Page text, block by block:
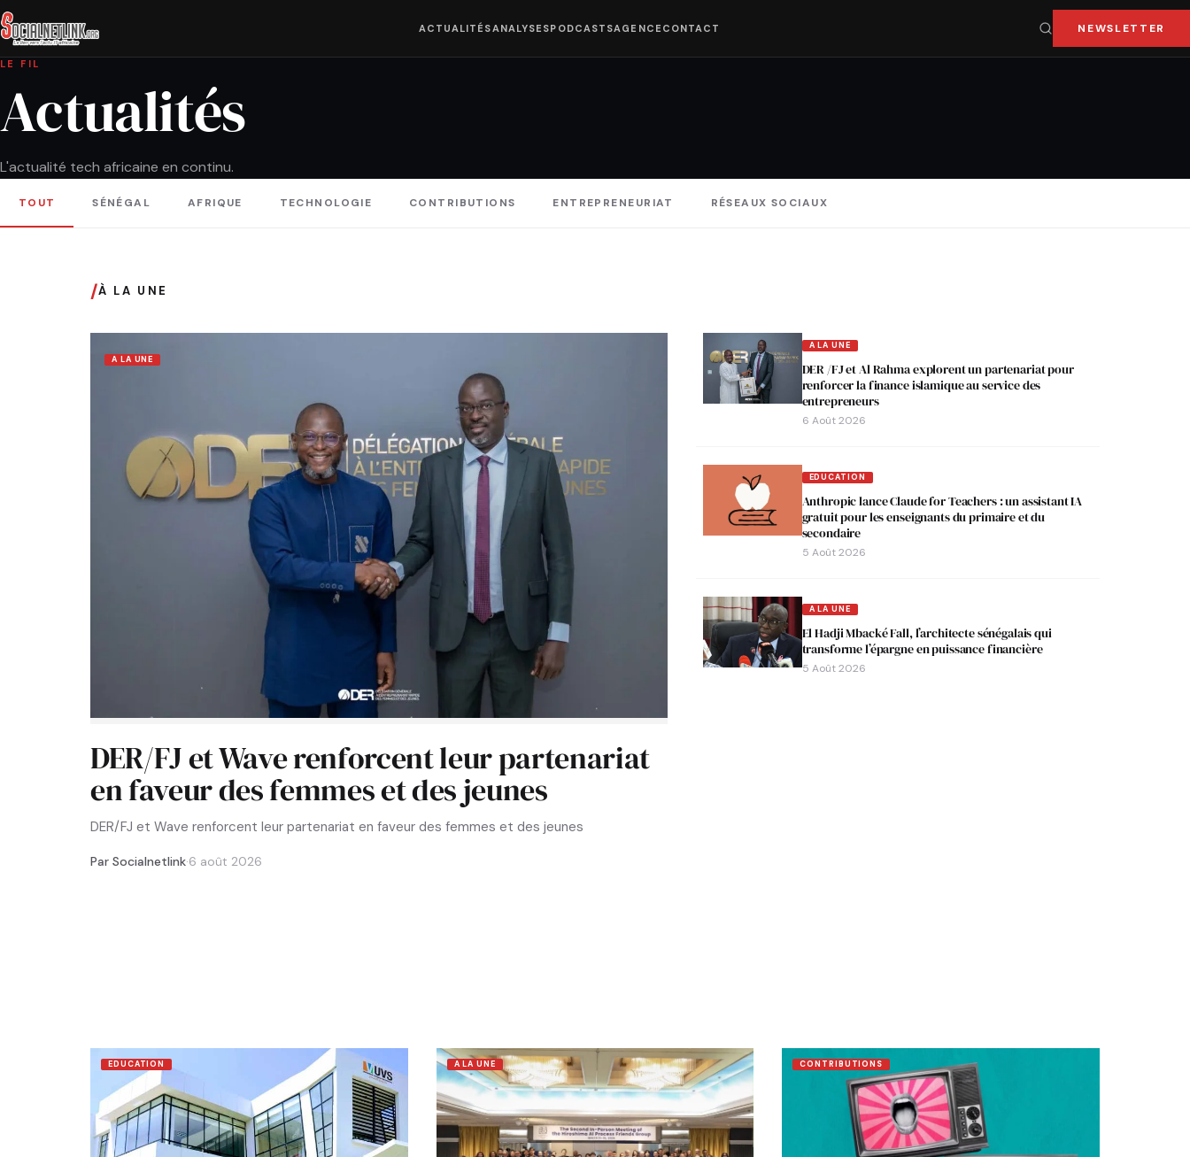
ACTUALITÉSANALYSESPODCASTSAGENCE CONTACT NEWSLETTER
LE FIL
Actualités
L'actualité tech africaine en continu.
TOUT SÉNÉGAL AFRIQUE TECHNOLOGIE CONTRIBUTIONS ENTREPRENEURIAT RÉSEAUX SOCIAUX
/À LA UNE
A LA UNE
DER/FJ et Wave renforcent leur partenariat
en faveur des femmes et des jeunes
DER/FJ et Wave renforcent leur partenariat en faveur des femmes et des jeunes
Par Socialnetlink·6 août 2026
A LA UNE
DER /FJ et Al Rahma explorent un partenariat pour
renforcer la finance islamique au service des
entrepreneurs
6 Août 2026
EDUCATION
Anthropic lance Claude for Teachers : un assistant IA
gratuit pour les enseignants du primaire et du
secondaire
5 Août 2026
A LA UNE
El Hadji Mbacké Fall, l’architecte sénégalais qui
transforme l’épargne en puissance financière
5 Août 2026
EDUCATION A LA UNE CONTRIBUTIONS